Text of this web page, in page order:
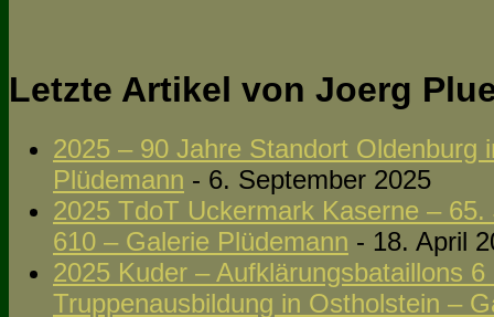
Letzte Artikel von Joerg
2025 – 90 Jahre Standort Oldenburg
Plüdemann - 6. September 2025
2025 TdoT Uckermark Kaserne –
610 – Galerie Plüdemann - 18. April
2025 Kuder – Aufklärungsbataillons
Truppenausbildung in Ostholstein –